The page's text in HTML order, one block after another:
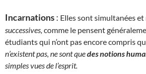
Incarnations: Elles sont simultanées
successives, comme le pensent
étudiants qui n’ont pas encore compris
n’existent pas, ne sont quedes notions
simples vues de l’esprit.